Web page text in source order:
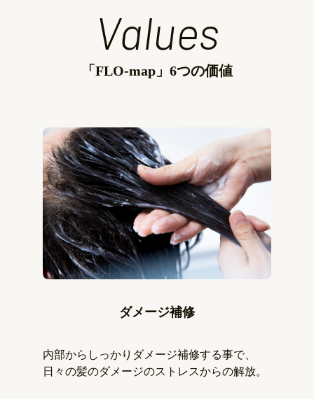
「FLO-map」6つの価値
Values
ダメージ補修
内部からしっかりダメージ補修する事で、
日々の髪のダメージのストレスからの解放。